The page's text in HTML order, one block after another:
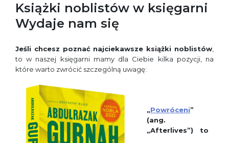
Książki noblistów w księgarni
Wydaje nam się
Jeśli chcesz poznać najciekawsze książki noblistów,
to w naszej księgarni mamy dla Ciebie kilka pozycji, na
które warto zwrócić szczególną uwagę:
„Powróceni”
(ang.
„Afterlives”) to